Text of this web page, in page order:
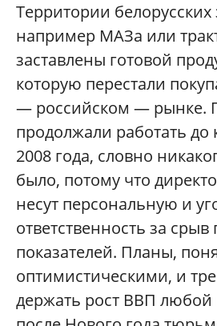
Территории белорусских
например МАЗа или
заставлены готовой
которую перестали
— российском — рынке.
продолжали работать до
2008 года, словно
было, потому что
несут персональную и
ответственность за
показателей. Планы,
оптимистическими, и
держать рост ВВП